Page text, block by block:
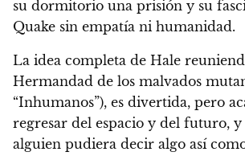
su dormitorio una prisión y su
Quake sin empatía ni humanidad.
La idea completa de Hale
Hermandad de los malvados
“Inhumanos”), es divertida, pero
regresar del espacio y del futuro, y
alguien pudiera decir algo así